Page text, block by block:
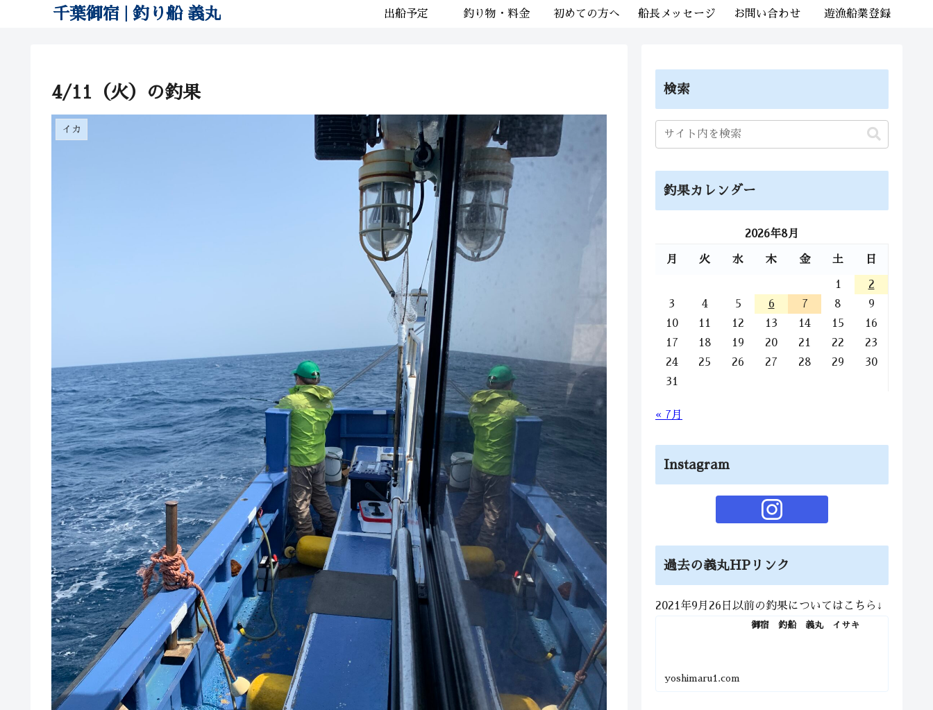
千葉御宿 | 釣り船 義丸 出船予定 釣り物・料金 初めての方へ 船長メッセージ お問い合わせ 遊漁船業登録
4/11（火）の釣果
イカ
検索
釣果カレンダー
2026年8月
月 火 水 木 金 土 日
1
2
3
4 5 6 7 8
9
10
11 12 13 14 15
16
17
18 19 20 21 22
23
24
25 26 27 28 29
30
31
« 7月
Instagram
過去の義丸HPリンク
2021年9月26日以前の釣果についてはこちら↓
御宿 釣船 義丸 イサキ
yoshimaru1.com